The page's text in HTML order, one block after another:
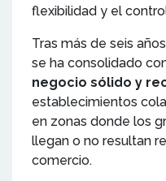
flexibilidad y el
Tras más de seis
se ha consolidado
negocio sólido y
establecimientos
en zonas donde los
llegan o no resultan
comercio.